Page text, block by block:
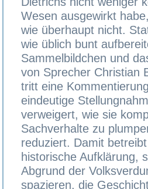
Wesen ausgewirkt
wie überhaupt nicht.
wie üblich bunt
Sammelbildchen und
von Sprecher Christian
tritt eine
eindeutige
verweigert, wie sie
Sachverhalte zu
reduziert. Damit
historische Aufklärung,
Abgrund der
spazieren, die